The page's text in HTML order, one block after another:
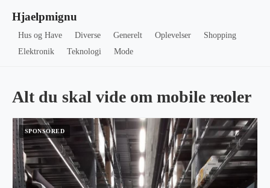
Hjaelpmignu
Hus og Have Diverse Generelt Oplevelser
Shopping
Elektronik
Teknologi Mode
Alt du skal vide om mobile reoler